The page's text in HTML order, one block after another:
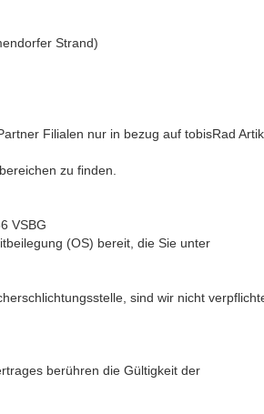
Strand)
Filialen nur in bezug auf tobisRad
zu finden.
VSBG
(OS) bereit, die Sie unter
sind wir nicht
berühren die Gültigkeit der